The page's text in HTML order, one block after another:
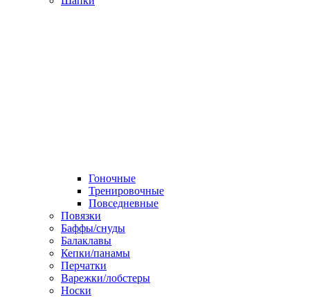
Гоночные
Тренировочные
Повседневные
Повязки
Баффы/снуды
Балаклавы
Кепки/панамы
Перчатки
Варежки/лобстеры
Носки